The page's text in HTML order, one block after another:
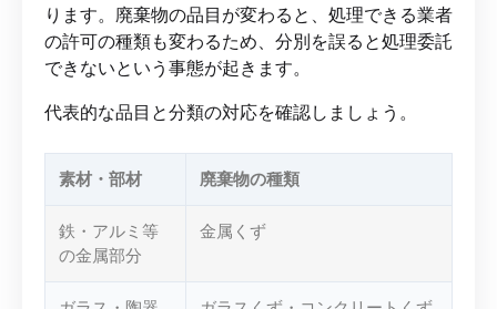
ります。廃棄物の品目が変わると、処理できる業者
の許可の種類も変わるため、分別を誤ると処理委託
できないという事態が起きます。
代表的な品目と分類の対応を確認しましょう。
素材・部材 廃棄物の種類
鉄・アルミ等
の金属部分
金属くず